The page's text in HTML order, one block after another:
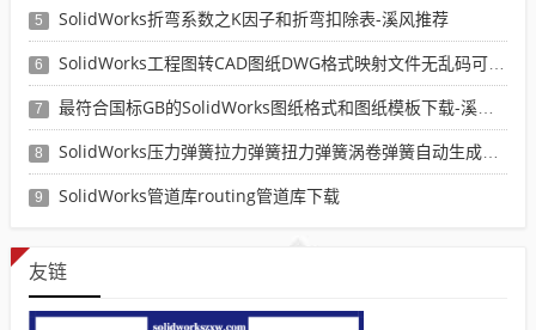
5 SolidWorks折弯系数之K因子和折弯扣除表-溪风推荐
6 SolidWorks工程图转CAD图纸DWG格式映射文件无乱码可分层-溪风亲测推荐
7 最符合国标GB的SolidWorks图纸格式和图纸模板下载-溪风专用版
8 SolidWorks压力弹簧拉力弹簧扭力弹簧涡卷弹簧自动生成宏程序下载
9 SolidWorks管道库routing管道库下载
友链